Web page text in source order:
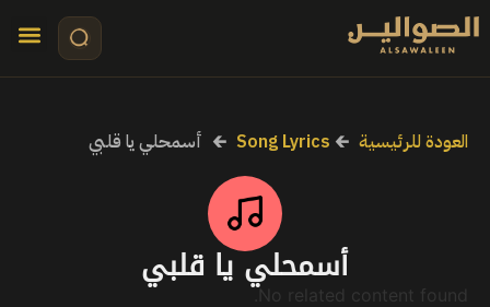
العودة للرئيسية 🡰
Song Lyrics
🡰 أسمحلي يا قلبي
أسمحلي يا قلبي
No related content found.